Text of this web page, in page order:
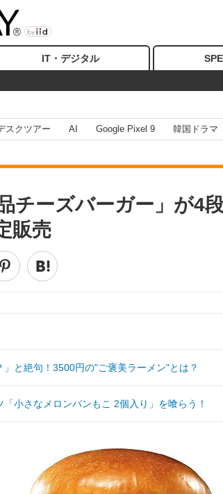
IT・デジタル
スクツアー AI Google Pixel 9 韓国ドラマ
チーズバーガー」が4
販売
と絶句！3500円の"ご褒美ラーメン"とは？
小さなメロンパンもこ 2個入り」を喰らう！